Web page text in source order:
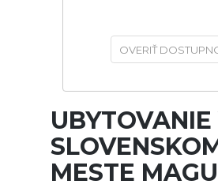
OVERIŤ
UBYTOVANIE
MESTE